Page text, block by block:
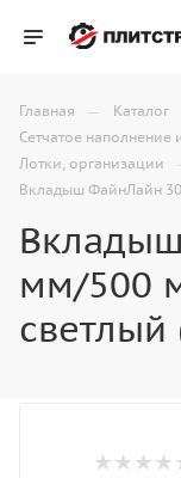
Главная — Каталог
Сетчатое наполнение
Лотки, организации
Вкладыш ФайнЛайн
мм/500
светлый